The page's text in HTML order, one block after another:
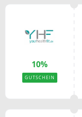
10%
GUTSCHEIN